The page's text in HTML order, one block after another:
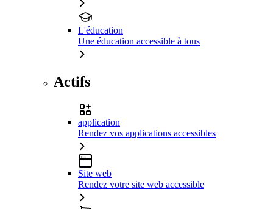
L'éducation
Une éducation accessible à tous
Actifs
application
Rendez vos applications accessibles
Site web
Rendez votre site web accessible